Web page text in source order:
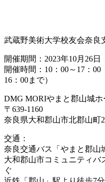
武蔵野美術大学校友会奈良
開催期間：2023年10月26日
開催時間：10： 00～17： 00
16 ： 00まで）
DMG MORIやまと郡山城
〒639-1160
奈良県大和郡山市北郡山町
交通：
奈良交通バス「やまと郡山
大和郡山市コミュニティバ
ぐ